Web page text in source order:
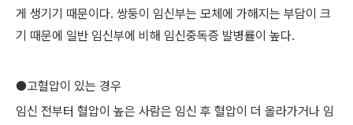
게 생기기 때문이다. 쌍둥이 임신부는 모체에 가해지는 부담이 크
기 때문에 일반 임신부에 비해 임신중독증 발병률이 높다.
●고혈압이 있는 경우
임신 전부터 혈압이 높은 사람은 임신 후 혈압이 더 올라가거나 임